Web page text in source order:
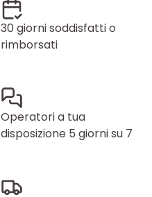
30 giorni soddisfatti o
rimborsati
Operatori a tua
disposizione 5 giorni su 7